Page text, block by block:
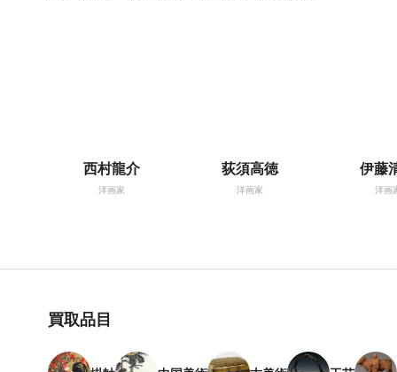
西村龍介
洋画家
荻須高徳
洋画家
伊藤
洋画
買取品目